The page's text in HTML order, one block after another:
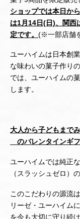
ショップでは本日か
は1月14日(日)、関西
定です。 (※一部店舗
ユーハイムは日本創
な味わいの菓子作り
では、ユーハイムの
します。
大人から子どもまで
のバレンタインギ
ユーハイムでは純正
（スラッシュゼロ）
このこだわりの源流
リーゼ・ユーハイム
を今も大切に守り続け